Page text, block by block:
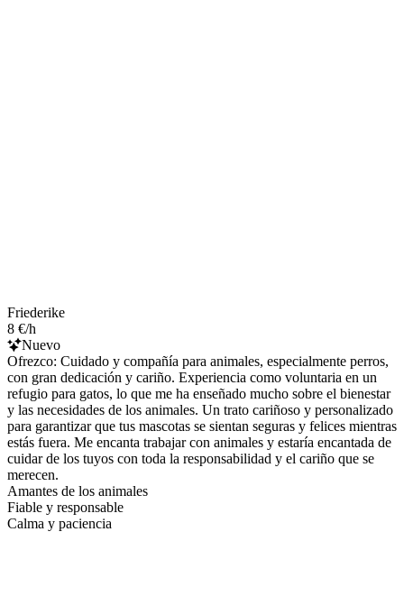
Friederike
8 €/h
Nuevo
Ofrezco: Cuidado y compañía para animales, especialmente perros,
con gran dedicación y cariño. Experiencia como voluntaria en un
refugio para gatos, lo que me ha enseñado mucho sobre el bienestar
y las necesidades de los animales. Un trato cariñoso y personalizado
para garantizar que tus mascotas se sientan seguras y felices mientras
estás fuera. Me encanta trabajar con animales y estaría encantada de
cuidar de los tuyos con toda la responsabilidad y el cariño que se
merecen.
Amantes de los animales
Fiable y responsable
Calma y paciencia